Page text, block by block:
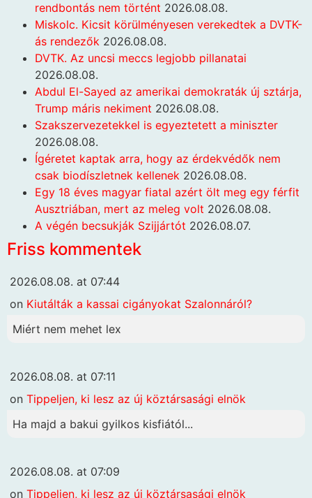
rendbontás nem történt 2026.08.08.
Miskolc. Kicsit körülményesen verekedtek a DVTK-
ás rendezők 2026.08.08.
DVTK. Az uncsi meccs legjobb pillanatai
2026.08.08.
Abdul El-Sayed az amerikai demokraták új sztárja,
Trump máris nekiment 2026.08.08.
Szakszervezetekkel is egyeztetett a miniszter
2026.08.08.
Ígéretet kaptak arra, hogy az érdekvédők nem
csak biodíszletnek kellenek 2026.08.08.
Egy 18 éves magyar fiatal azért ölt meg egy férfit
Ausztriában, mert az meleg volt 2026.08.08.
A végén becsukják Szijjártót 2026.08.07.
Friss kommentek
2026.08.08. at 07:44
on Kiutálták a kassai cigányokat Szalonnáról?
Miért nem mehet lex
2026.08.08. at 07:11
on Tippeljen, ki lesz az új köztársasági elnök
Ha majd a bakui gyilkos kisfiától...
2026.08.08. at 07:09
on Tippeljen, ki lesz az új köztársasági elnök